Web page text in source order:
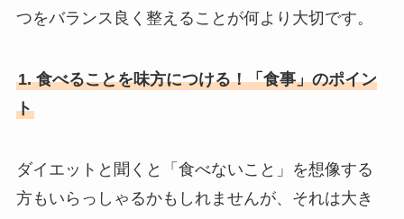
つをバランス良く整えることが何より大切です。
1. 食べることを味方につける！「食事」のポイン
ト
ダイエットと聞くと「食べないこと」を想像する
方もいらっしゃるかもしれませんが、それは大き